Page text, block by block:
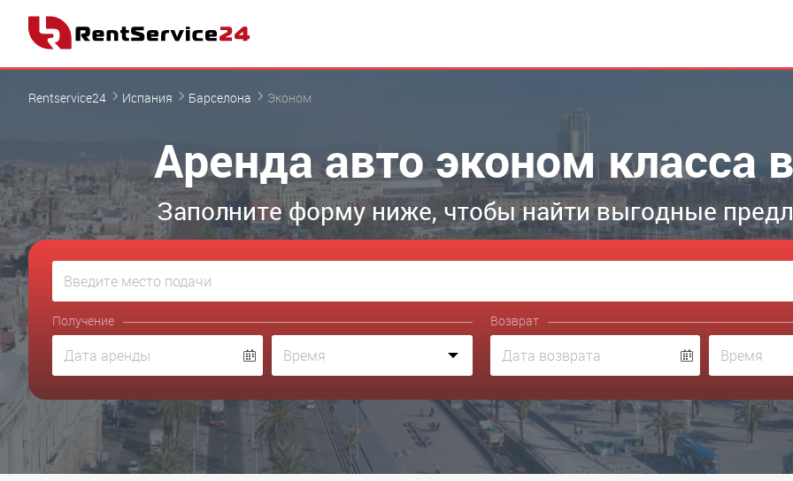
Rentservice24 Испания Барселона Эконом
Аренда авто эконом класса
Заполните форму ниже, чтобы найти выгодные
Получение Возврат